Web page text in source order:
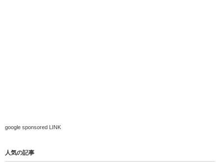
google sponsored LINK
人気の記事